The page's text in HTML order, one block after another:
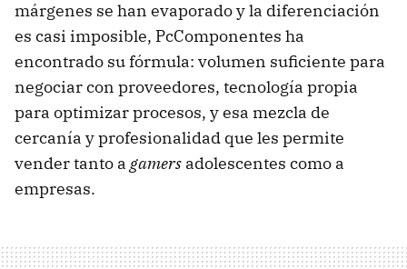
márgenes se han evaporado y la diferenciación
es casi imposible, PcComponentes ha
encontrado su fórmula: volumen suficiente para
negociar con proveedores, tecnología propia
para optimizar procesos, y esa mezcla de
cercanía y profesionalidad que les permite
vender tanto a gamers adolescentes como a
empresas.